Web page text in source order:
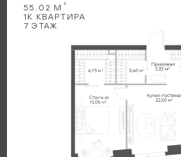
55.02 М 2
1 К КВАРТИРА
7 ЭТАЖ